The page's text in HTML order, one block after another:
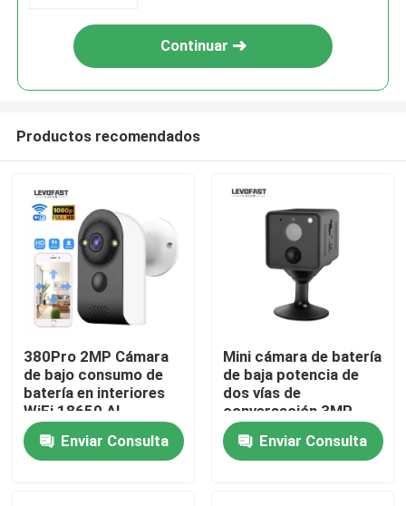
En casa
Productos
Continuar
Productos recomendados
380Pro 2MP Cámara
de bajo consumo de
batería en interiores
WiFi 18650 AI
Detección de
movimiento inteligente
Cámara de vigilancia
Enviar Consulta
Mini cámara de batería
de baja potencia de
dos vías de
conversación 3MP
UBOX WiFi PIR cámara
de seguridad para el
hogar
Enviar Consulta